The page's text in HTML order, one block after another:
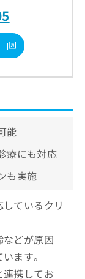
能
療にも対応
も実施
ているクリ
どが原因
ます。
携してお